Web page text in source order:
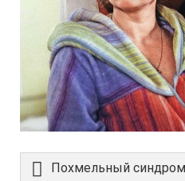
Похмельный синдром